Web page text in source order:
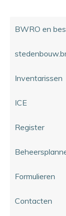
BWRO en
Inventarissen
ICE
Register
Formulieren
Contacten